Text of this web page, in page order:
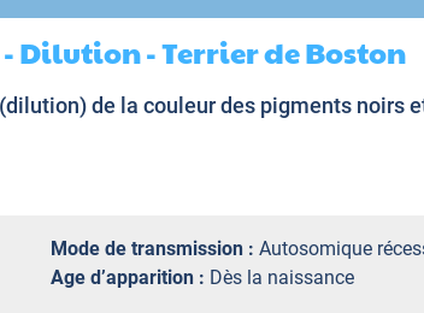
- Dilution - Terrier de Boston
de la couleur des pigments noirs
Mode de transmission : Autosomique
Age d’apparition : Dès la naissance